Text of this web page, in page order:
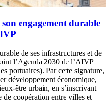
engagement durable
de ses infrastructures et de
l’Agenda 2030 de l’AIVP
portuaires). Par cette signature,
développement économique,
être urbain, en s’inscrivant
de coopération entre villes et